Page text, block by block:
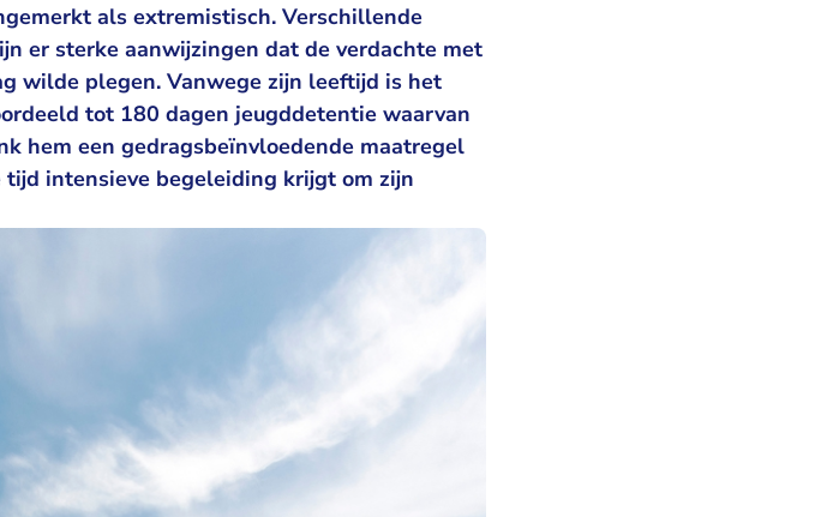
als extremistisch. Verschillende
er sterke aanwijzingen dat de verdachte met
wilde plegen. Vanwege zijn leeftijd is het
tot 180 dagen jeugddetentie waarvan
hem een gedragsbeïnvloedende maatregel
intensieve begeleiding krijgt om zijn